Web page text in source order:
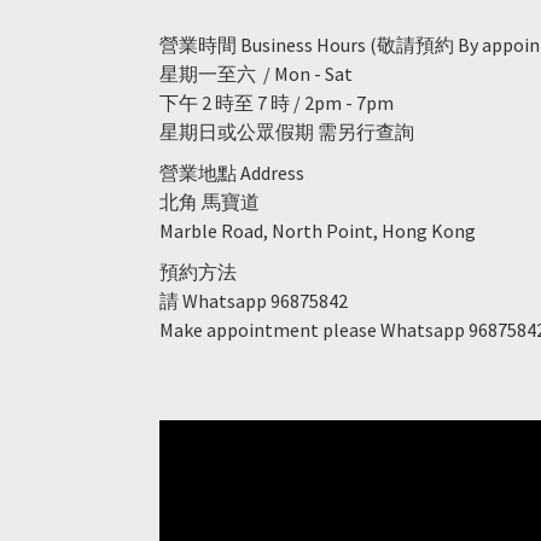
營業時間 Business Hours (敬請預約 By
星期一至六 / Mon - Sat
下午 2 時至 7 時 / 2pm - 7pm
星期日或公眾假期 需另行查詢
營業地點 Address
北角 馬寶道
Marble Road, North Point, Hong Kong
預約方法
請 Whatsapp 96875842
Make appointment please Whatsapp